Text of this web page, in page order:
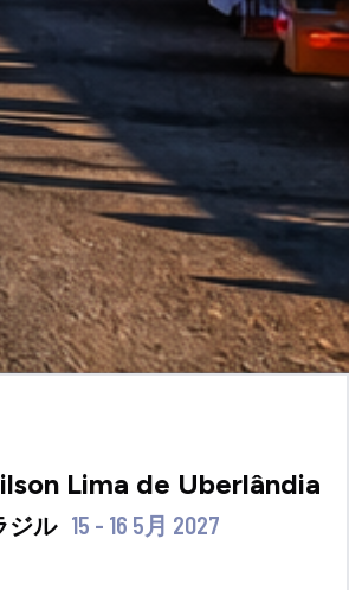
Lima de Uberlândia
ジル 15 - 16 5月 2027